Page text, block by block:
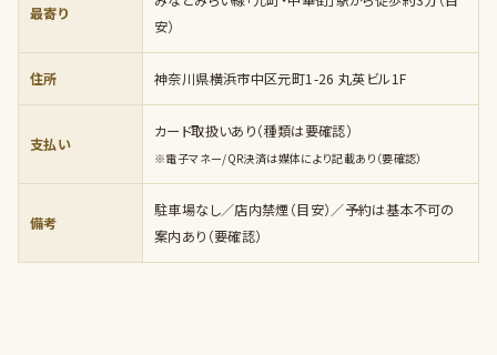
最寄り
安）
住所 神奈川県横浜市中区元町1-26 丸英ビル1F
支払い
カード取扱いあり（種類は要確認）
※電子マネー/QR決済は媒体により記載あり（要確認）
備考
駐車場なし／店内禁煙（目安）／予約は基本不可の
案内あり（要確認）